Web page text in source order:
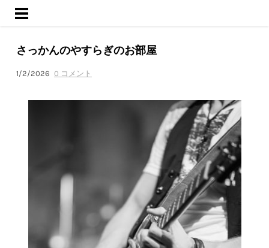
ようこそ
活動内容
ブログ
さっかんのやすらぎのお部屋
1/2/2026 0 コメント